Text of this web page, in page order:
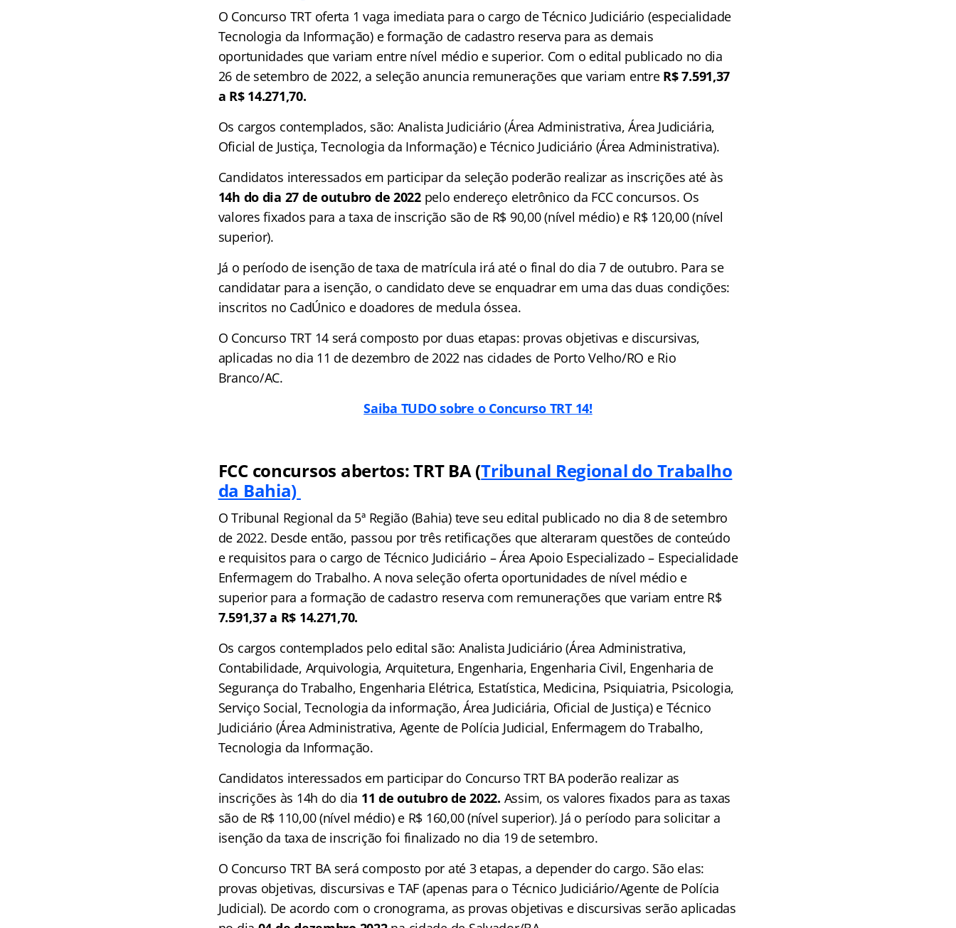
O Concurso TRT oferta 1 vaga imediata para o cargo de Técnico Judiciário (especialidade
Tecnologia da Informação) e formação de cadastro reserva para as demais
oportunidades que variam entre nível médio e superior. Com o edital publicado no dia
26 de setembro de 2022, a seleção anuncia remunerações que variam entre R$ 7.591,37
a R$ 14.271,70.
Os cargos contemplados, são: Analista Judiciário (Área Administrativa, Área Judiciária,
Oficial de Justiça, Tecnologia da Informação) e Técnico Judiciário (Área Administrativa).
Candidatos interessados em participar da seleção poderão realizar as inscrições até às
14h do dia 27 de outubro de 2022pelo endereço eletrônico da FCC concursos. Os
valores fixados para a taxa de inscrição são de R$ 90,00 (nível médio) e R$ 120,00 (nível
superior).
Já o período de isenção de taxa de matrícula irá até o final do dia 7 de outubro. Para se
candidatar para a isenção, o candidato deve se enquadrar em uma das duas condições:
inscritos no CadÚnico e doadores de medula óssea.
O Concurso TRT 14 será composto por duas etapas: provas objetivas e discursivas,
aplicadas no dia 11 de dezembro de 2022 nas cidades de Porto Velho/RO e Rio
Branco/AC.
Saiba TUDO sobre o Concurso TRT 14!
FCC concursos abertos: TRT BA (Tribunal Regional do Trabalho
da Bahia)
O Tribunal Regional da 5ª Região (Bahia) teve seu edital publicado no dia 8 de setembro
de 2022. Desde então, passou por três retificações que alteraram questões de conteúdo
e requisitos para o cargo de Técnico Judiciário – Área Apoio Especializado – Especialidade
Enfermagem do Trabalho. A nova seleção oferta oportunidades de nível médio e
superior para a formação de cadastro reserva com remunerações que variam entre R$
7.591,37 a R$ 14.271,70.
Os cargos contemplados pelo edital são: Analista Judiciário (Área Administrativa,
Contabilidade, Arquivologia, Arquitetura, Engenharia, Engenharia Civil, Engenharia de
Segurança do Trabalho, Engenharia Elétrica, Estatística, Medicina, Psiquiatria, Psicologia,
Serviço Social, Tecnologia da informação, Área Judiciária, Oficial de Justiça) e Técnico
Judiciário (Área Administrativa, Agente de Polícia Judicial, Enfermagem do Trabalho,
Tecnologia da Informação.
Candidatos interessados em participar do Concurso TRT BA poderão realizar as
inscrições às 14h do dia 11 de outubro de 2022. Assim, os valores fixados para as taxas
são de R$ 110,00 (nível médio) e R$ 160,00 (nível superior). Já o período para solicitar a
isenção da taxa de inscrição foi finalizado no dia 19 de setembro.
O Concurso TRT BA será composto por até 3 etapas, a depender do cargo. São elas:
provas objetivas, discursivas e TAF (apenas para o Técnico Judiciário/Agente de Polícia
Judicial). De acordo com o cronograma, as provas objetivas e discursivas serão aplicadas